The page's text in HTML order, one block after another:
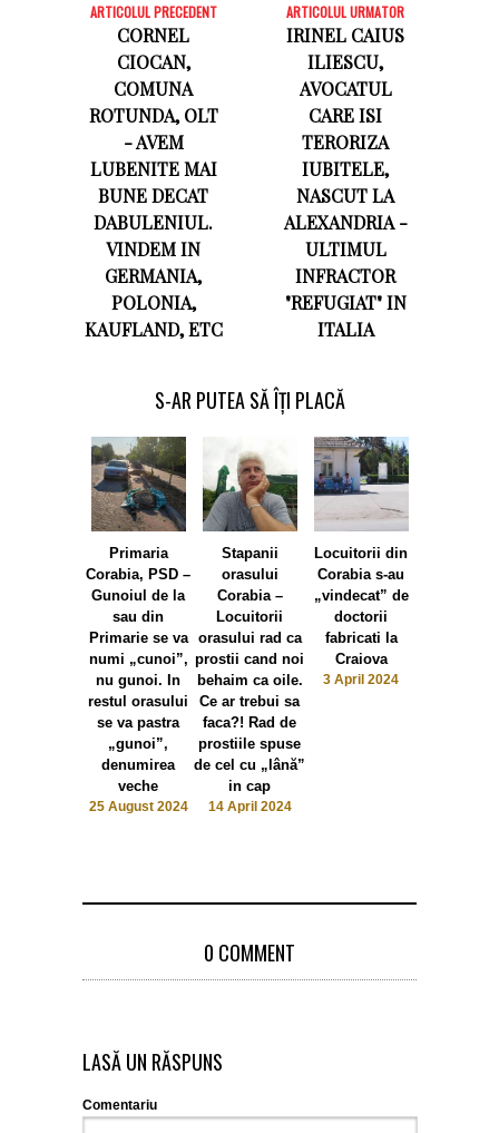
ARTICOLUL PRECEDENT
CORNEL
CIOCAN,
COMUNA
ROTUNDA, OLT
- AVEM
LUBENITE MAI
BUNE DECAT
DABULENIUL.
VINDEM IN
GERMANIA,
POLONIA,
KAUFLAND, ETC
ARTICOLUL URMATOR
IRINEL CAIUS
ILIESCU,
AVOCATUL
CARE ISI
TERORIZA
IUBITELE,
NASCUT LA
ALEXANDRIA -
ULTIMUL
INFRACTOR
"REFUGIAT" IN
ITALIA
S-AR PUTEA SĂ ÎȚI PLACĂ
Primaria
Corabia, PSD –
Gunoiul de la
sau din
Primarie se va
numi „cunoi”,
nu gunoi. In
restul orasului
se va pastra
„gunoi”,
denumirea
veche
25 August 2024
Stapanii
orasului
Corabia –
Locuitorii
orasului rad ca
prostii cand noi
behaim ca oile.
Ce ar trebui sa
faca?! Rad de
prostiile spuse
de cel cu „lână”
in cap
14 April 2024
Locuitorii din
Corabia s-au
„vindecat” de
doctorii
fabricati la
Craiova
3 April 2024
0 COMMENT
LASĂ UN RĂSPUNS
Comentariu